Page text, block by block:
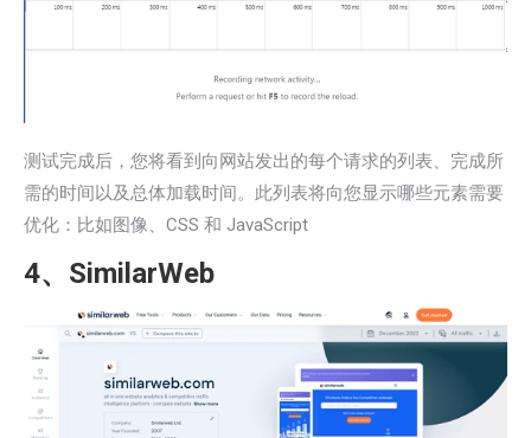
测试完成后，您将看到向网站发出的每个请求的列表、完成所
需的时间以及总体加载时间。此列表将向您显示哪些元素需要
优化：比如图像、CSS 和 JavaScript
4、SimilarWeb